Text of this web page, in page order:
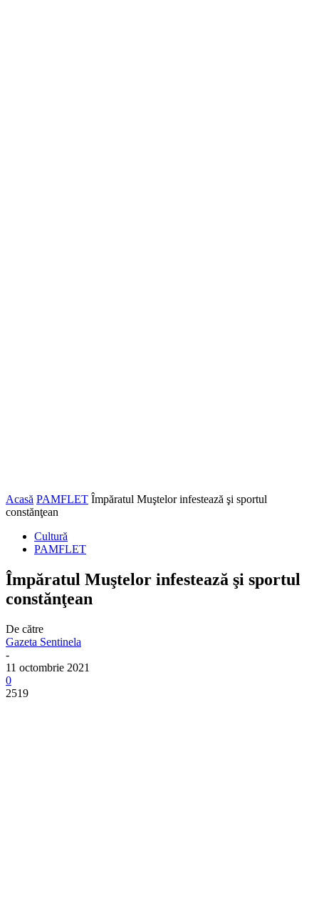
Acasă PAMFLET Împăratul Muştelor infestează şi sportul
constănţean
Cultură
PAMFLET
Împăratul Muştelor infestează şi sportul
constănţean
De către
Gazeta Sentinela
-
11 octombrie 2021
0
2519